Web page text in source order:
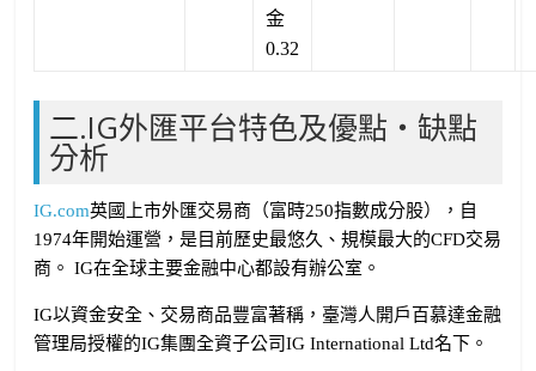
金
0.32
二.IG外匯平台特色及優點・缺點
分析
IG.com英國上市外匯交易商（富時250指數成分股），自
1974年開始運營，是目前歷史最悠久、規模最大的CFD交易
商。 IG在全球主要金融中心都設有辦公室。
IG以資金安全、交易商品豐富著稱，臺灣人開戶百慕達金融
管理局授權的IG集團全資子公司IG International Ltd名下。